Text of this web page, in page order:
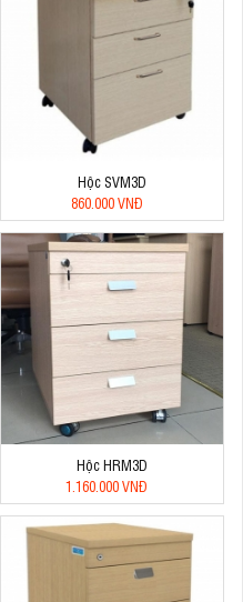
Hộc SVM3D
860.000 VNĐ
Hộc HRM3D
1.160.000 VNĐ